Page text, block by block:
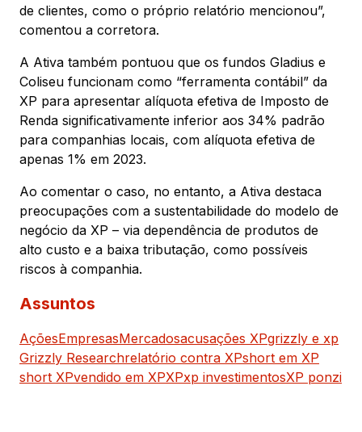
de clientes, como o próprio relatório mencionou”,
comentou a corretora.
A Ativa também pontuou que os fundos Gladius e
Coliseu funcionam como “ferramenta contábil” da
XP para apresentar alíquota efetiva de Imposto de
Renda significativamente inferior aos 34% padrão
para companhias locais, com alíquota efetiva de
apenas 1% em 2023.
Ao comentar o caso, no entanto, a Ativa destaca
preocupações com a sustentabilidade do modelo de
negócio da XP – via dependência de produtos de
alto custo e a baixa tributação, como possíveis
riscos à companhia.
Assuntos
AçõesEmpresasMercadosacusações XPgrizzly e xp
Grizzly Researchrelatório contra XPshort em XP
short XPvendido em XPXPxp investimentosXP ponzi